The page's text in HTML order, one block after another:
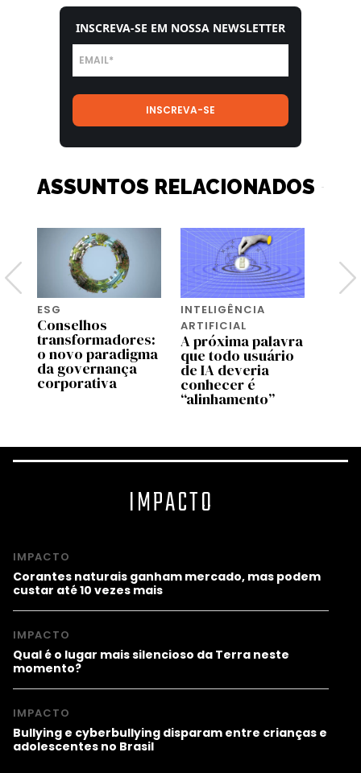
INSCREVA-SE EM NOSSA NEWSLETTER
ASSUNTOS RELACIONADOS
ESG
Conselhos
transformadores:
o novo paradigma
da governança
corporativa
INTELIGÊNCIA
ARTIFICIAL
A próxima palavra
que todo usuário
de IA deveria
conhecer é
“alinhamento”
IMPACTO
IMPACTO
Corantes naturais ganham mercado, mas podem
custar até 10 vezes mais
IMPACTO
Qual é o lugar mais silencioso da Terra neste
momento?
IMPACTO
Bullying e cyberbullying disparam entre crianças e
adolescentes no Brasil